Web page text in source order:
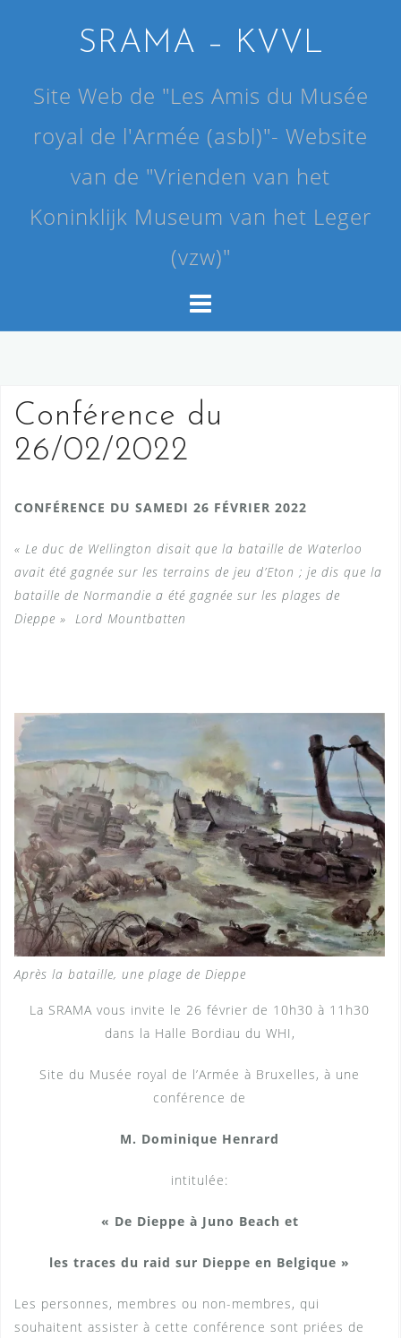
SRAMA – KVVL
Site Web de "Les Amis du Musée
royal de l'Armée (asbl)"- Website
van de "Vrienden van het
Koninklijk Museum van het Leger
(vzw)"
Conférence du
26/02/2022
CONFÉRENCE DU SAMEDI 26 FÉVRIER 2022
« Le duc de Wellington disait que la bataille de Waterloo
avait été gagnée sur les terrains de jeu d’Eton ; je dis que la
bataille de Normandie a été gagnée sur les plages de
Dieppe » Lord Mountbatten
Après la bataille, une plage de Dieppe
La SRAMA vous invite le 26 février de 10h30 à 11h30
dans la Halle Bordiau du WHI,
Site du Musée royal de l’Armée à Bruxelles, à une
conférence de
M. Dominique Henrard
intitulée:
« De Dieppe à Juno Beach et
les traces du raid sur Dieppe en Belgique »
Les personnes, membres ou non-membres, qui
souhaitent assister à cette conférence sont priées de